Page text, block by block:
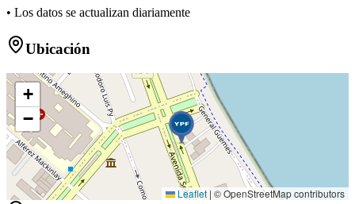
• Los datos se actualizan diariamente
Ubicación
+
−
Leaflet | © OpenStreetMap contributors